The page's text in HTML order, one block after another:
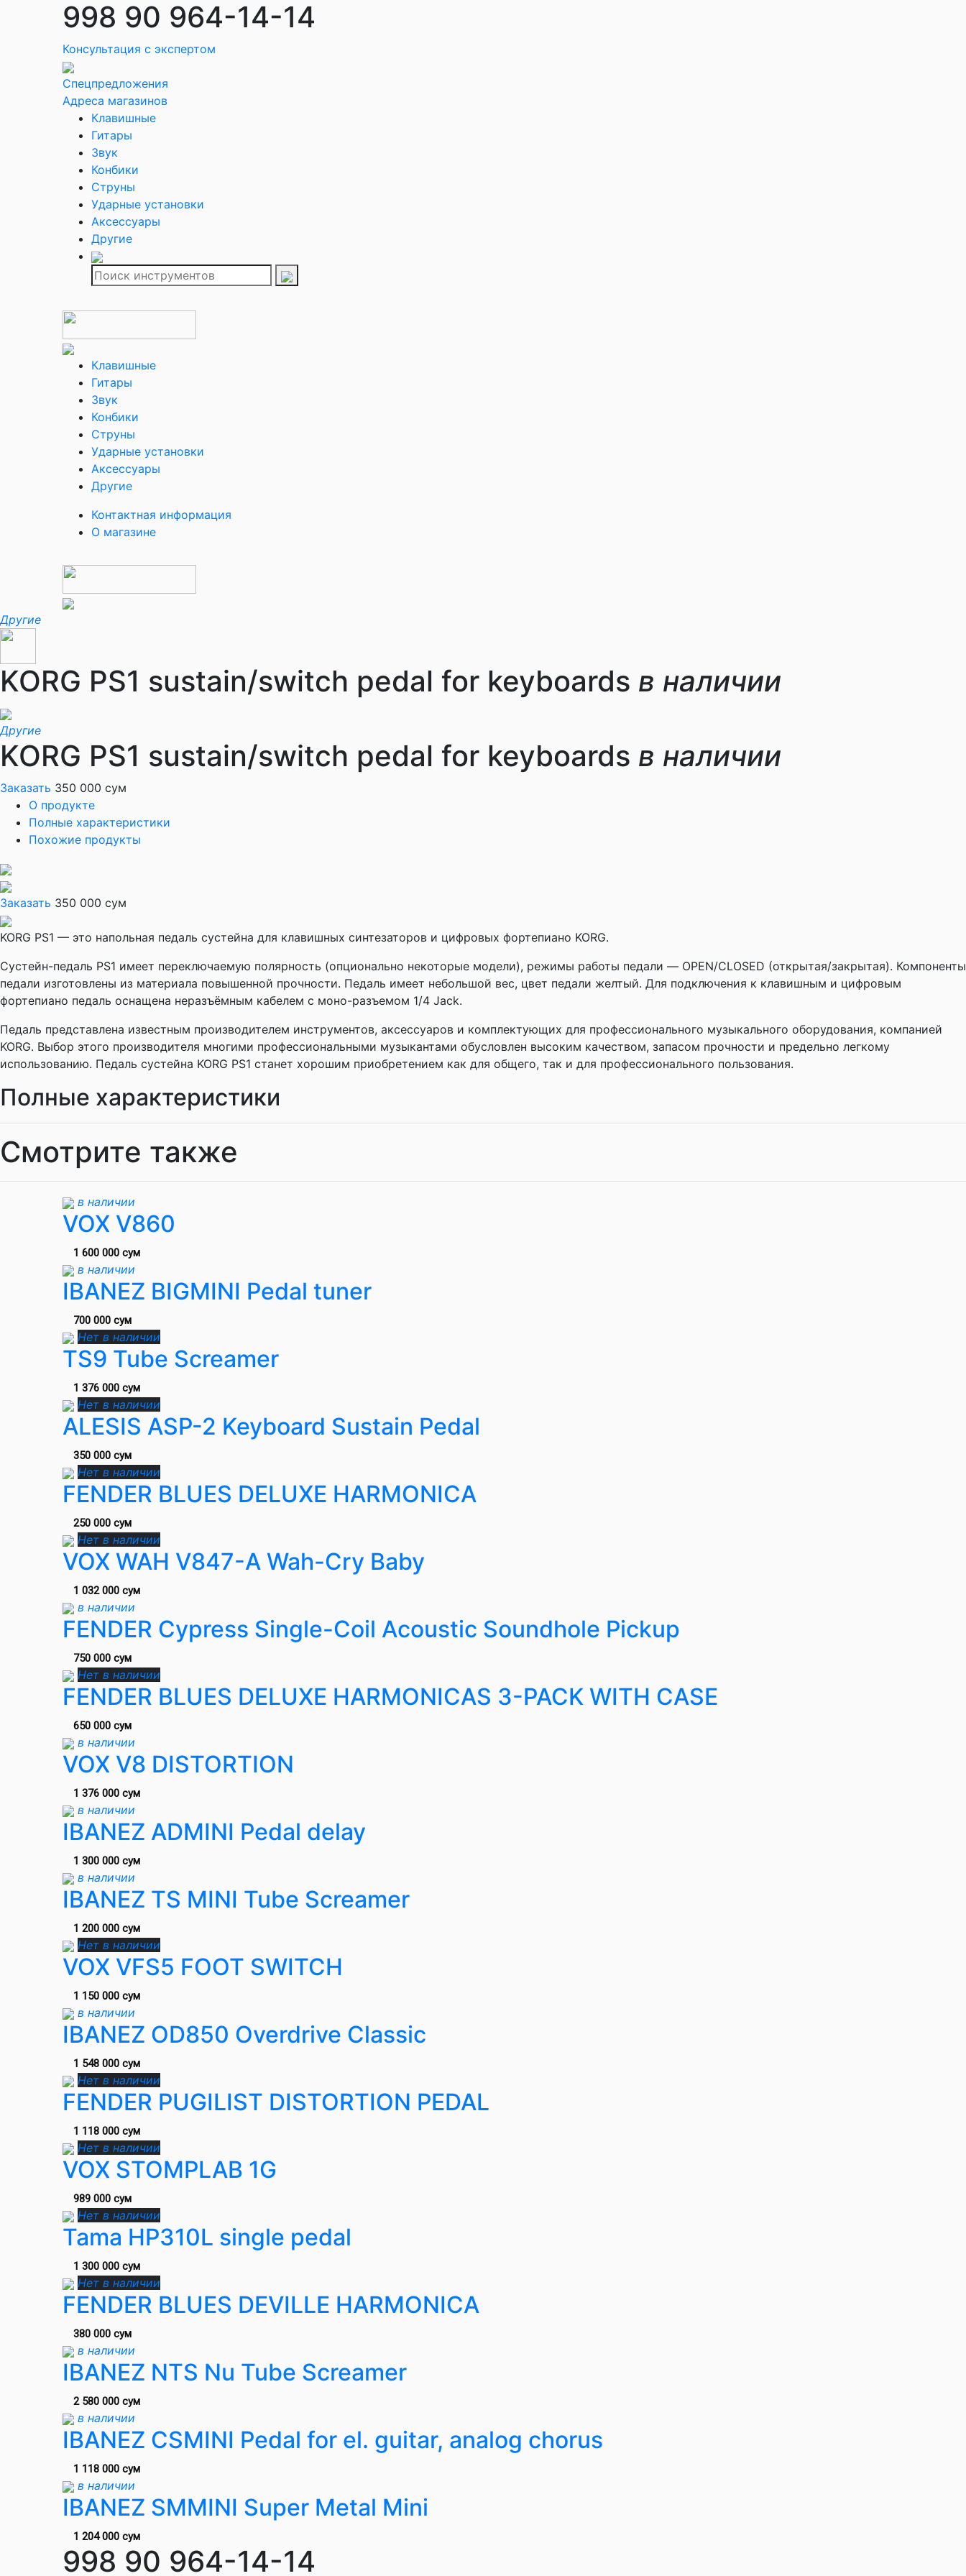
998 90 964-14-14
Консультация с экспертом
Спецпредложения
Адреса магазинов
Клавишные
Гитары
Звук
Конбики
Струны
Ударные установки
Аксессуары
Другие
Клавишные
Гитары
Звук
Конбики
Струны
Ударные установки
Аксессуары
Другие
Контактная информация
О магазине
Другие
KORG PS1 sustain/switch pedal for keyboards в наличии
Другие
KORG PS1 sustain/switch pedal for keyboards в наличии
Заказать 350 000 сум
О продукте
Полные характеристики
Похожие продукты
Заказать 350 000 сум
KORG PS1 — это напольная педаль сустейна для клавишных синтезаторов и цифровых фортепиано KORG.
Сустейн-педаль PS1 имеет переключаемую полярность (опционально некоторые модели), режимы работы педали — OPEN/CLOSED (открытая/закрытая). Компоненты
педали изготовлены из материала повышенной прочности. Педаль имеет небольшой вес, цвет педали желтый. Для подключения к клавишным и цифровым
фортепиано педаль оснащена неразъёмным кабелем с моно-разъемом 1/4 Jack.
Педаль представлена известным производителем инструментов, аксессуаров и комплектующих для профессионального музыкального оборудования, компанией
KORG. Выбор этого производителя многими профессиональными музыкантами обусловлен высоким качеством, запасом прочности и предельно легкому
использованию. Педаль сустейна KORG PS1 станет хорошим приобретением как для общего, так и для профессионального пользования.
Полные характеристики
Смотрите также
в наличии
VOX V860
1 600 000 сум
в наличии
IBANEZ BIGMINI Pedal tuner
700 000 сум
Нет в наличии
TS9 Tube Screamer
1 376 000 сум
Нет в наличии
ALESIS ASP-2 Keyboard Sustain Pedal
350 000 сум
Нет в наличии
FENDER BLUES DELUXE HARMONICA
250 000 сум
Нет в наличии
VOX WAH V847-A Wah-Cry Baby
1 032 000 сум
в наличии
FENDER Cypress Single-Coil Acoustic Soundhole Pickup
750 000 сум
Нет в наличии
FENDER BLUES DELUXE HARMONICAS 3-PACK WITH CASE
650 000 сум
в наличии
VOX V8 DISTORTION
1 376 000 сум
в наличии
IBANEZ ADMINI Pedal delay
1 300 000 сум
в наличии
IBANEZ TS MINI Tube Screamer
1 200 000 сум
Нет в наличии
VOX VFS5 FOOT SWITCH
1 150 000 сум
в наличии
IBANEZ OD850 Overdrive Classic
1 548 000 сум
Нет в наличии
FENDER PUGILIST DISTORTION PEDAL
1 118 000 сум
Нет в наличии
VOX STOMPLAB 1G
989 000 сум
Нет в наличии
Tama HP310L single pedal
1 300 000 сум
Нет в наличии
FENDER BLUES DEVILLE HARMONICA
380 000 сум
в наличии
IBANEZ NTS Nu Tube Screamer
2 580 000 сум
в наличии
IBANEZ CSMINI Pedal for el. guitar, analog chorus
1 118 000 сум
в наличии
IBANEZ SMMINI Super Metal Mini
1 204 000 сум
998 90 964-14-14